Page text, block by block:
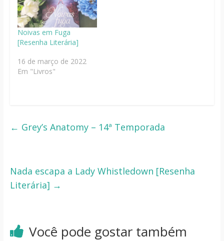
Noivas em Fuga
[Resenha Literária]
16 de março de 2022
Em "Livros"
← Grey’s Anatomy – 14ª Temporada
Nada escapa a Lady Whistledown [Resenha
Literária] →
Você pode gostar também